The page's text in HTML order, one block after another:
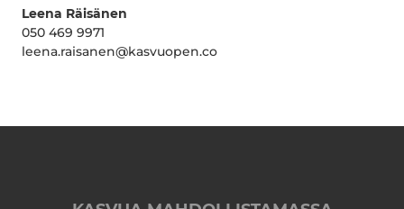
Leena Räisänen
050 469 9971
leena.raisanen@kasvuopen.co